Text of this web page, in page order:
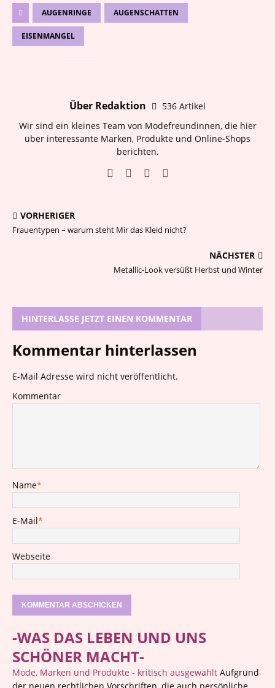
AUGENRINGE AUGENSCHATTEN
EISENMANGEL
Über Redaktion
536 Artikel
Wir sind ein kleines Team von Modefreundinnen, die hier
über interessante Marken, Produkte und Online-Shops
berichten.
VORHERIGER
Frauentypen – warum steht Mir das Kleid nicht?
NÄCHSTER
Metallic-Look versüßt Herbst und Winter
HINTERLASSE JETZT EINEN KOMMENTAR
Kommentar hinterlassen
E-Mail Adresse wird nicht veröffentlicht.
Kommentar
Name*
E-Mail*
Webseite
-WAS DAS LEBEN UND UNS
SCHÖNER MACHT-
Mode, Marken und Produkte - kritisch ausgewählt Aufgrund